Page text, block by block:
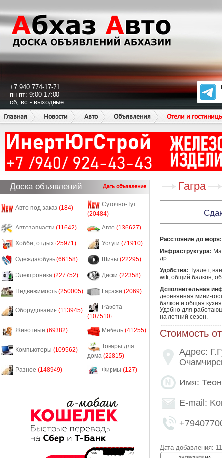
+7 940 774-17-71
пн-пт: 9:00-17:00
сб, вс - выходные
Главная
Новости Авто Объявления Отели и
Доска объявлений Дать объявление
Авто под заказ (184)
Суточно-Тут
(20484)
Автозапчасти (11642) Авто (136627)
Хобби, отдых (25971) Услуги (71910)
Одежда/обувь (66158) Шины (22295)
Электроника (227752) Диски (22358)
Недвижимость (250005) Гаражи (2069)
Оборудование (113945)
Работа
(107510)
Животные (69382) Мебель (41255)
Компьютеры (109562)
Товары для
дома (22815)
Разное (148949) Фирмы (127)
Гагра
Расстояние до моря:
Инфраструктура:
др
Удобства: Туалет,
wifi, общий балкон,
Дополнительная
деревянная мини-
балкон и общая
Удобно для
на летний сезон.
Стоимость
Адрес:
Имя:
E-mail:
Дата добавления: